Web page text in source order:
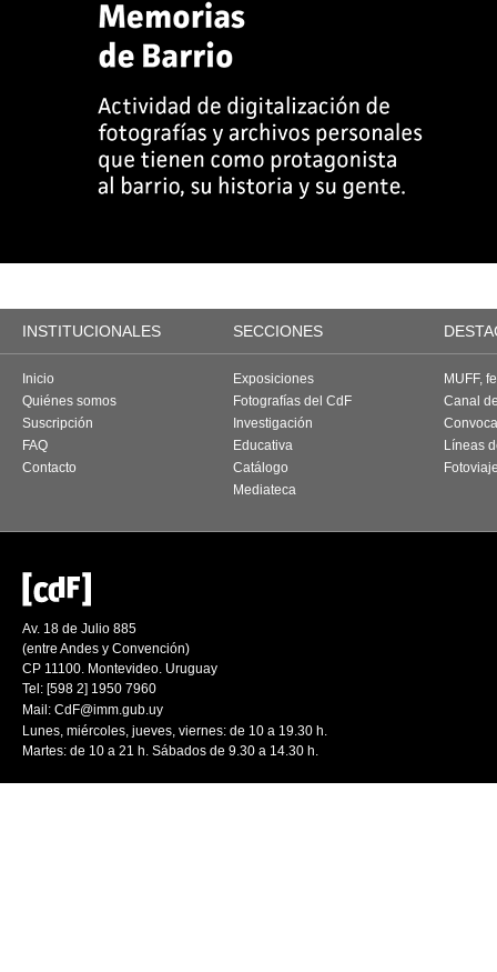
INSTITUCIONALES SECCIONES
Inicio
Quiénes somos
Suscripción
FAQ
Contacto
Exposiciones
Fotografías del CdF
Investigación
Educativa
Catálogo
Mediateca
MUFF,
Canal
Líneas
Av. 18 de Julio 885
(entre Andes y Convención)
CP 11100. Montevideo. Uruguay
Tel: [598 2] 1950 7960
Mail: CdF@imm.gub.uy
Lunes, miércoles, jueves, viernes: de 10 a 19.30 h.
Martes: de 10 a 21 h. Sábados de 9.30 a 14.30 h.